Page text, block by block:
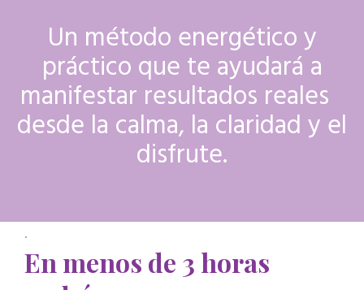
Un método energético y
práctico que te ayudará a
manifestar resultados reales
desde la calma, la claridad y el
disfrute.
.
En menos de 3 horas